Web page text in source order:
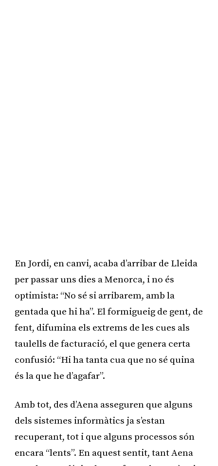
En Jordi, en canvi, acaba d’arribar de Lleida
per passar uns dies a Menorca, i no és
optimista: “No sé si arribarem, amb la
gentada que hi ha”. El formigueig de gent, de
fent, difumina els extrems de les cues als
taulells de facturació, el que genera certa
confusió: “Hi ha tanta cua que no sé quina
és la que he d’agafar”.
Amb tot, des d’Aena asseguren que alguns
dels sistemes informàtics ja s’estan
recuperant, tot i que alguns processos són
encara “lents”. En aquest sentit, tant Aena